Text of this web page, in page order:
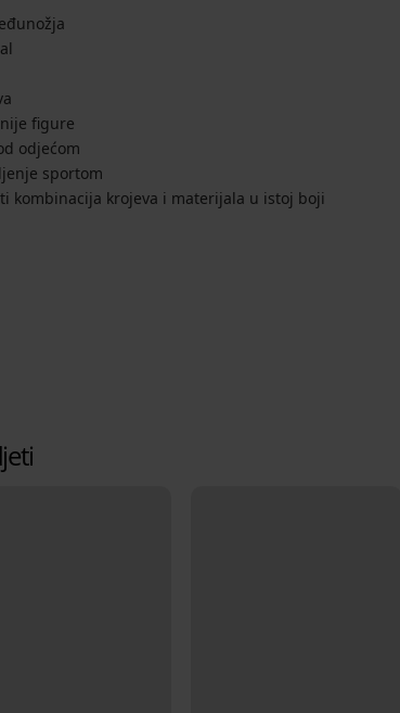
figure
odjećom
sportom
kombinacija krojeva i materijala u istoj boji